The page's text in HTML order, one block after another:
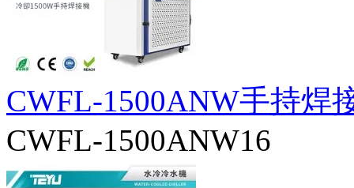
CWFL-1500ANW手持焊
CWFL-1500ANW16